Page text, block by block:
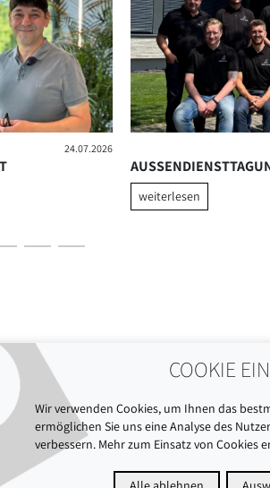
24.07.2026
weiterlesen
COOKIE
Wir verwenden Cookies, um Ihnen das
ermöglichen Sie uns eine Analyse des
verbessern. Mehr zum Einsatz von Cookies